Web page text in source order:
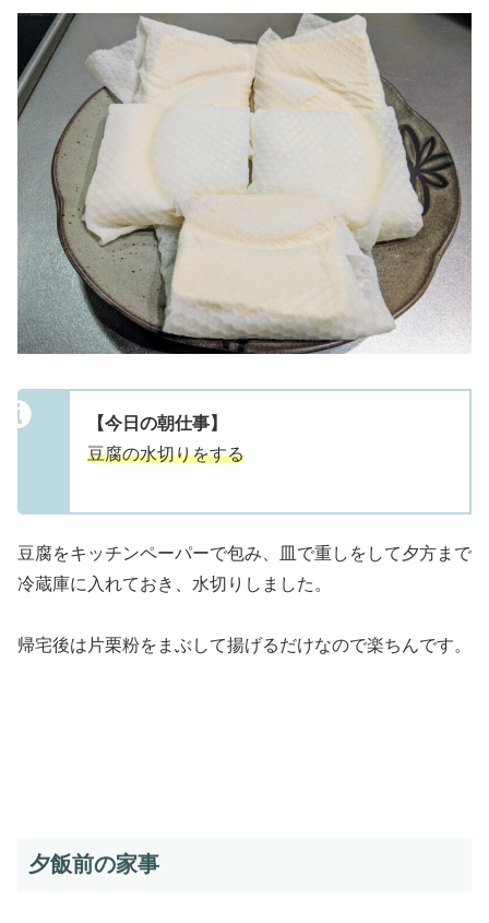
【今日の朝仕事】
豆腐の水切りをする
豆腐をキッチンペーパーで包み、皿で重しをして夕方まで
冷蔵庫に入れておき、水切りしました。
帰宅後は片栗粉をまぶして揚げるだけなので楽ちんです。
夕飯前の家事